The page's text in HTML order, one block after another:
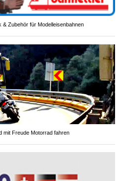
& Zubehör für Modelleisenbahnen
mit Freude Motorrad fahren